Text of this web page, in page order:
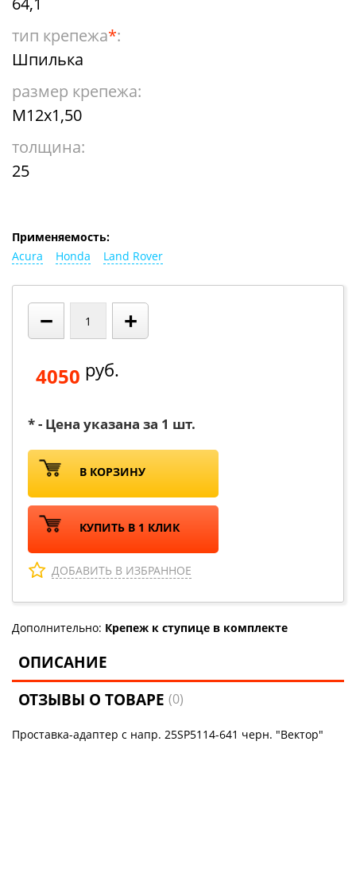
тип крепежа*:
Шпилька
размер крепежа:
М12х1,50
толщина:
25
Применяемость:
Acura
Honda Land Rover
− +
4050 руб.
* - Цена указана за 1 шт.
В КОРЗИНУ
КУПИТЬ В 1 КЛИК
ДОБАВИТЬ В ИЗБРАННОЕ
Дополнительно: Крепеж к ступице в комплекте
ОПИСАНИЕ
ОТЗЫВЫ О ТОВАРЕ(0)
Проставка-адаптер с напр. 25SP5114-641 черн. "Вектор"